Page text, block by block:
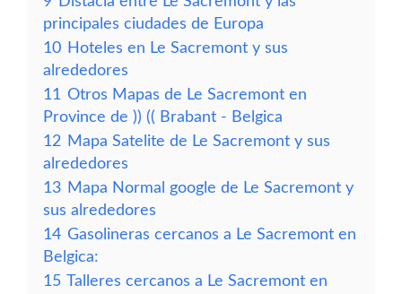
principales ciudades de Europa
10 Hoteles en Le Sacremont y sus
alrededores
11 Otros Mapas de Le Sacremont en
Province de )) (( Brabant - Belgica
12 Mapa Satelite de Le Sacremont y sus
alrededores
13 Mapa Normal google de Le Sacremont y
sus alrededores
14 Gasolineras cercanos a Le Sacremont en
Belgica:
15 Talleres cercanos a Le Sacremont en